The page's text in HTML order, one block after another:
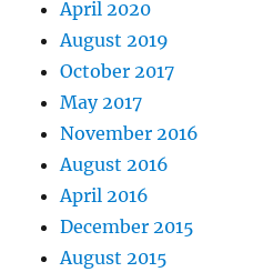
April 2020
August 2019
October 2017
May 2017
November 2016
August 2016
April 2016
December 2015
August 2015